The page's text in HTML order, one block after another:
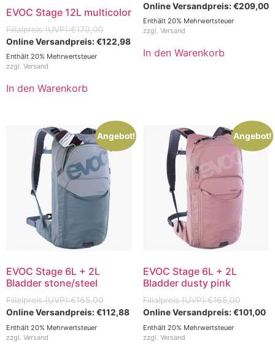
EVOC Stage 12L multicolor
€170,00
€122,98
Enthält 20% Mehrwertsteuer
zzgl. Versand
In den Warenkorb
€209,00
Enthält 20% Mehrwertsteuer
zzgl. Versand
In den Warenkorb
Angebot!
EVOC Stage 6L + 2L
Bladder stone/steel
€165,00
€112,88
Enthält 20% Mehrwertsteuer
zzgl. Versand
Angebot!
EVOC Stage 6L + 2L
Bladder dusty pink
€165,00
€101,00
Enthält 20% Mehrwertsteuer
zzgl. Versand